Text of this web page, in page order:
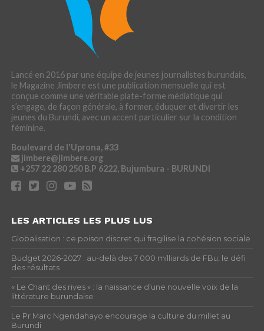
Lancé en 2016 par une équipe de jeunes journalistes burundais,
le Magazine Jimbere est une publication mensuelle qui est
conçue comme une véritable plate-forme médiatique qui
s’engage, de façon générale, à former, éduquer et divertir les
jeunes du Burundi, avec un accent particulier sur la condition
féminine.
Boulevard de l'Uprona, #33
jimbere@jimbere.org
+257 22 280 250 B.P 6222, Bujumbura - BURUNDI
LES ARTICLES LES PLUS LUS
Globalisation : ce poison discret qui fragilise la cohésion sociale
Budget 2026-2027 : au-delà des 7 000 milliards de FBu, le défi
des résultats
« Le Chant des rives » : la naissance d’une nouvelle voix de la
littérature burundaise
Le Pr Marc Ngendahayo encourage la culture du millet au
Burundi